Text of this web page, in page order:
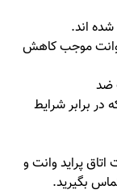
اند.
وانت موجب کاهش
ضد
برابر شرایط
پراید وانت و
بگیرید.